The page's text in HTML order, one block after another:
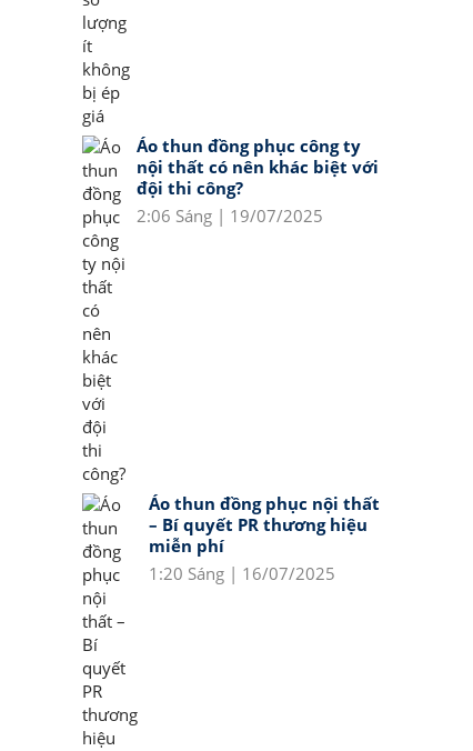
Áo thun đồng phục công ty
nội thất có nên khác biệt với
đội thi công?
2:06 Sáng | 19/07/2025
Áo thun đồng phục nội thất
– Bí quyết PR thương hiệu
miễn phí
1:20 Sáng | 16/07/2025